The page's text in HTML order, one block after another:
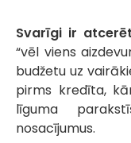
Svarīgi ir
“vēl viens
budžetu uz
pirms kredīta,
līguma
nosacījumus.